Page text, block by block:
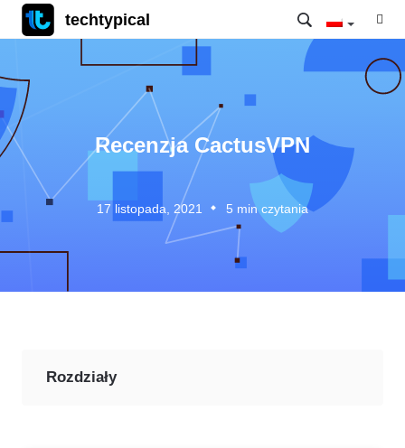
techtypical
Recenzja CactusVPN
17 listopada, 2021 5 min czytania
Rozdziały